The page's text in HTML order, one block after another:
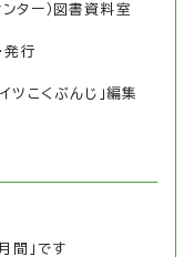
ター）図書資料室
発行
ツこくぶんじ」編集
間」です